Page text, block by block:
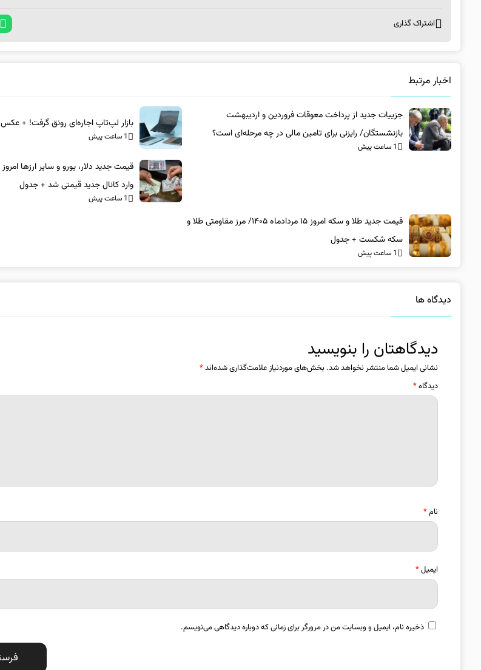
اشتراک گذاری
اخبار مرتبط
جزییات جدید از پرداخت معوقات فروردین و اردیبهشت
بازنشستگان/ رایزنی برای تامین مالی در چه مرحله‌ای است؟
1 ساعت پیش
بازار لپ‌تاپ اجاره‌ای رونق گرفت! + عکس
1 ساعت پیش
وارد کانال جدید قیمتی شد + جدول
1 ساعت پیش
قیمت جدید طلا و سکه امروز ۱۵ مردادماه ۱۴۰۵/ مرز مقاومتی طلا و
سکه شکست + جدول
1 ساعت پیش
دیدگاه ها
دیدگاهتان را بنویسید
نشانی ایمیل شما منتشر نخواهد شد. بخش‌های موردنیاز علامت‌گذاری شده‌اند*
دیدگاه*
نام*
ایمیل*
ذخیره نام، ایمیل و وبسایت من در مرورگر برای زمانی که دوباره دیدگاهی می‌نویسم.